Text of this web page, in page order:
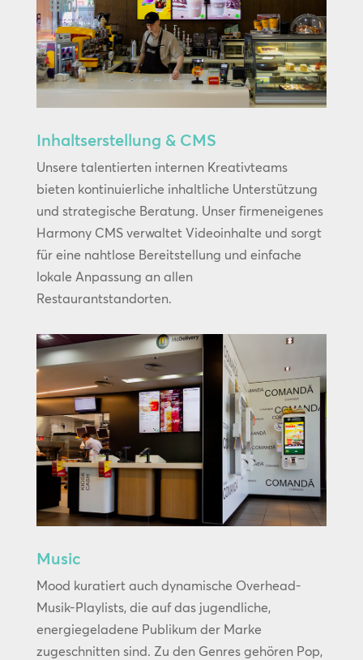
Inhaltserstellung & CMS
Unsere talentierten internen Kreativteams
bieten kontinuierliche inhaltliche Unterstützung
und strategische Beratung. Unser firmeneigenes
Harmony CMS verwaltet Videoinhalte und sorgt
für eine nahtlose Bereitstellung und einfache
lokale Anpassung an allen
Restaurantstandorten.
Music
Mood kuratiert auch dynamische Overhead-
Musik-Playlists, die auf das jugendliche,
energiegeladene Publikum der Marke
zugeschnitten sind. Zu den Genres gehören Pop,